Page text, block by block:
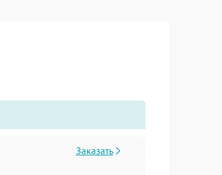
Заказать